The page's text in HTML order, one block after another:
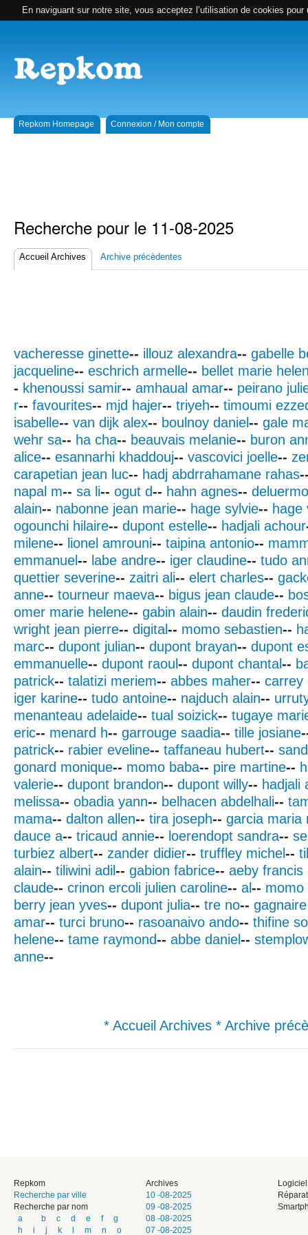
En naviguant sur notre site, vous acceptez l’utilisation de cookies
Repkom Homepage Connexion / Mon compte
Recherche pour le 11-08-2025
Accueil Archives Archive précèdentes
vacheresse ginette-- illouz alexandra-- gabelle
jacqueline-- eschrich armelle-- bellet marie
- khenoussi samir-- amhaual amar-- peirano
r-- favourites-- mjd hajer-- triyeh-- timoumi
isabelle-- van dijk alex-- boulnoy daniel-- gale
wehr sa-- ha cha-- beauvais melanie-- buron
alice-- esannarhi khaddouj-- vascovici joelle--
carapetian jean luc-- hadj abdrrahamane rahas
napal m-- sa li-- ogut d-- hahn agnes--
alain-- nabonne jean marie-- hage sylvie-- hage
ogounchi hilaire-- dupont estelle-- hadjali achour
milene-- lionel amrouni-- taipina antonio--
emmanuel-- labe andre-- iger claudine-- tudo
quettier severine-- zaitri ali-- elert charles--
anne-- tourneur maeva-- bigus jean claude--
omer marie helene-- gabin alain-- daudin
wright jean pierre-- digital-- momo sebastien--
marc-- dupont julian-- dupont brayan-- dupont
emmanuelle-- dupont raoul -- dupont chantal--
patrick-- talatizi meriem-- abbes maher-- carrey
iger karine-- tudo antoine-- najduch alain--
menanteau adelaide-- tual soizick-- tugaye
eric-- menard h-- garrouge saadia-- tille josiane
patrick-- rabier eveline-- taffaneau hubert--
gonard monique-- momo baba-- pire martine--
valerie-- dupont brandon-- dupont willy-- hadjali
melissa-- obadia yann-- belhacen abdelhali--
mama-- dalton allen-- tira joseph-- garcia maria
dauce a-- tricaud annie-- loerendopt sandra--
turbiez albert-- zander didier-- truffley michel--
alain-- tiliwini adil-- gabion fabrice-- aeby francis
claude-- crinon ercoli julien caroline-- al-- momo
berry jean yves-- dupont julia-- tre no--
amar-- turci bruno-- rasoanaivo ando-- thifine
helene-- tame raymond-- abbe daniel--
anne--
* Accueil Archives * Archive
Repkom
Recherche par ville
Recherche par nom
a
b c d e f
g
h
i j k m n o
Archives
10 -08-2025
09 -08-2025
08 -08-2025
07 -08-2025